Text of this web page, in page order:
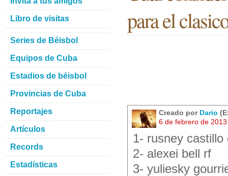
para el
Creado por Dario
6 de febrero de
1- rusney castillo
2- alexei bell rf
3- yuliesky
Libro de visitas
Series de Béisbol
Equipos de Cuba
Estadios de béisbol
Provincias de Cuba
Reportajes
Artículos
Records
Estadísticas